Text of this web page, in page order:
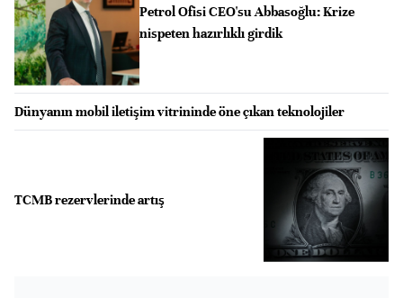
Petrol Ofisi CEO'su Abbasoğlu: Krize
nispeten hazırlıklı girdik
Dünyanın mobil iletişim vitrininde öne çıkan teknolojiler
TCMB rezervlerinde artış